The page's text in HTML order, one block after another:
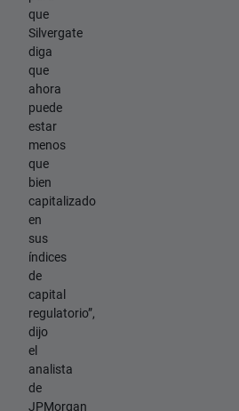
que
Silvergate
diga
que
ahora
puede
estar
menos
que
bien
capitalizado
en
sus
índices
de
capital
regulatorio”,
dijo
el
analista
de
JPMorgan